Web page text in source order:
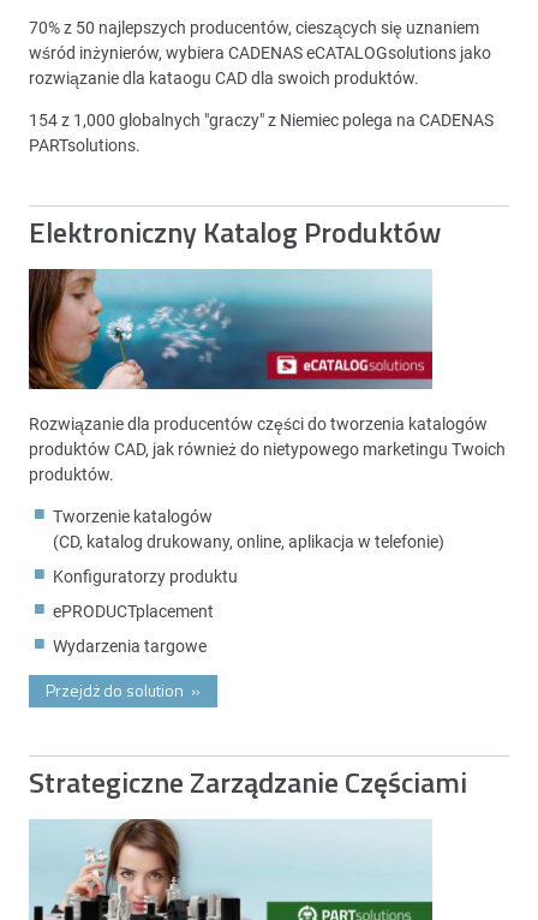
70% z 50 najlepszych producentów, cieszących się uznaniem
wśród inżynierów, wybiera CADENAS eCATALOGsolutions jako
rozwiązanie dla kataogu CAD dla swoich produktów.
154 z 1,000 globalnych "graczy" z Niemiec polega na CADENAS
PARTsolutions.
Elektroniczny Katalog Produktów
Rozwiązanie dla producentów części do tworzenia katalogów
produktów CAD, jak również do nietypowego marketingu Twoich
produktów.
Tworzenie katalogów
(CD, katalog drukowany, online, aplikacja w telefonie)
Konfiguratorzy produktu
ePRODUCTplacement
Wydarzenia targowe
Przejdż do solution »
Strategiczne Zarządzanie Częściami